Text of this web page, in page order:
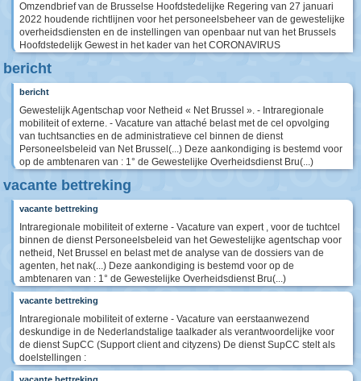
Omzendbrief van de Brusselse Hoofdstedelijke Regering van 27 januari
2022 houdende richtlijnen voor het personeelsbeheer van de gewestelijke
overheidsdiensten en de instellingen van openbaar nut van het Brussels
Hoofdstedelijk Gewest in het kader van het CORONAVIRUS
bericht
bericht
Gewestelijk Agentschap voor Netheid « Net Brussel ». - Intraregionale
mobiliteit of externe. - Vacature van attaché belast met de cel opvolging
van tuchtsancties en de administratieve cel binnen de dienst
Personeelsbeleid van Net Brussel(...) Deze aankondiging is bestemd voor
op de ambtenaren van : 1° de Gewestelijke Overheidsdienst Bru(...)
vacante bettreking
vacante bettreking
Intraregionale mobiliteit of externe - Vacature van expert , voor de tuchtcel
binnen de dienst Personeelsbeleid van het Gewestelijke agentschap voor
netheid, Net Brussel en belast met de analyse van de dossiers van de
agenten, het nak(...) Deze aankondiging is bestemd voor op de
ambtenaren van : 1° de Gewestelijke Overheidsdienst Bru(...)
vacante bettreking
Intraregionale mobiliteit of externe - Vacature van eerstaanwezend
deskundige in de Nederlandstalige taalkader als verantwoordelijke voor
de dienst SupCC (Support client and cityzens) De dienst SupCC stelt als
doelstellingen :